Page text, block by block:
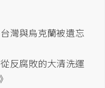
灣與烏克蘭被遺忘
反腐敗的大清洗運